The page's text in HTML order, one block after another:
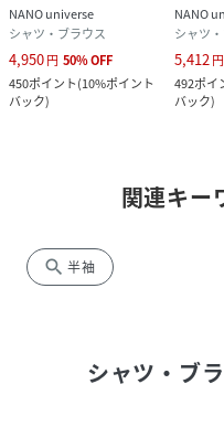
NANO universe
シャツ・ブラウス
4,950円 50%OFF
450ポイント(10%ポイント
バック)
NANO
シャツ
5,412 円
492ポイ
バック)
関連キー
search 半袖
シャツ・ブ